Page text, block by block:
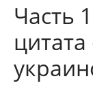
Часть